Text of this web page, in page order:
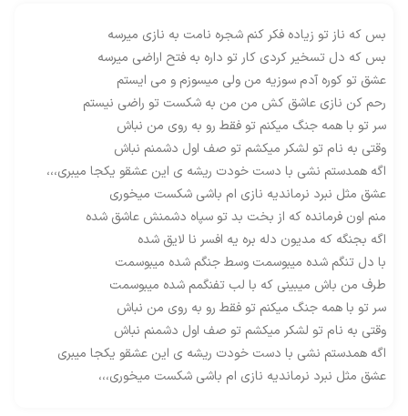
بس که ناز تو زیاده فکر کنم شجره نامت به نازی میرسه
بس که دل تسخیر کردی کار تو داره به فتح اراضی میرسه
عشق تو کوره آدم سوزیه من ولی میسوزم و می ایستم
رحم کن نازی عاشق کش من من به شکست تو راضی نیستم
سر تو با همه جنگ میکنم تو فقط رو به روی من نباش
وقتی به نام تو لشکر میکشم تو صف اول دشمنم نباش
اگه همدستم نشی با دست خودت ریشه ی این عشقو یکجا میبری،،،
عشق مثل نبرد نرماندیه نازی ام باشی شکست میخوری
منم اون فرمانده که از بخت بد تو سپاه دشمنش عاشق شده
اگه بجنگه که مدیون دله بره یه افسر نا لایق شده
با دل تنگم شده میبوسمت وسط جنگم شده میبوسمت
طرف من باش میبینی که با لب تفنگمم شده میبوسمت
سر تو با همه جنگ میکنم تو فقط رو به روی من نباش
وقتی به نام تو لشکر میکشم تو صف اول دشمنم نباش
اگه همدستم نشی با دست خودت ریشه ی این عشقو یکجا میبری
عشق مثل نبرد نرماندیه نازی ام باشی شکست میخوری،،،